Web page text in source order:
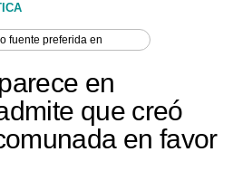
fuente preferida en
en
que creó
en favor